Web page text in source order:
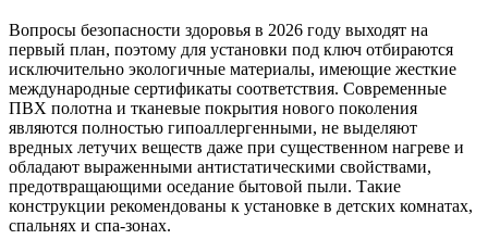
Вопросы безопасности здоровья в 2026 году выходят на
первый план, поэтому для установки под ключ отбираются
исключительно экологичные материалы, имеющие жесткие
международные сертификаты соответствия. Современные
ПВХ полотна и тканевые покрытия нового поколения
являются полностью гипоаллергенными, не выделяют
вредных летучих веществ даже при существенном нагреве и
обладают выраженными антистатическими свойствами,
предотвращающими оседание бытовой пыли. Такие
конструкции рекомендованы к установке в детских комнатах,
спальнях и спа-зонах.